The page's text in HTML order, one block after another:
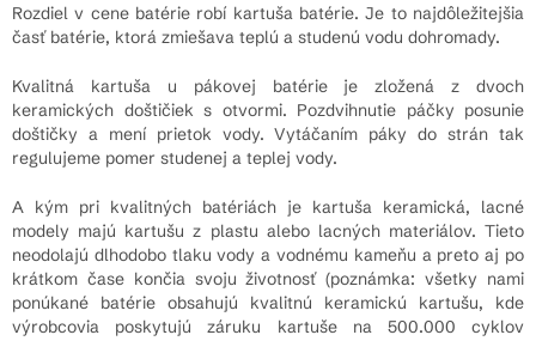
Rozdiel v cene batérie robí kartuša batérie. Je to najdôležitejšia
časť batérie, ktorá zmiešava teplú a studenú vodu dohromady.
Kvalitná kartuša u pákovej batérie je zložená z dvoch
keramických doštičiek s otvormi. Pozdvihnutie páčky posunie
doštičky a mení prietok vody. Vytáčaním páky do strán tak
regulujeme pomer studenej a teplej vody.
A kým pri kvalitných batériách je kartuša keramická, lacné
modely majú kartušu z plastu alebo lacných materiálov. Tieto
neodolajú dlhodobo tlaku vody a vodnému kameňu a preto aj po
krátkom čase končia svoju životnosť (poznámka: všetky nami
ponúkané batérie obsahujú kvalitnú keramickú kartušu, kde
výrobcovia poskytujú záruku kartuše na 500.000 cyklov